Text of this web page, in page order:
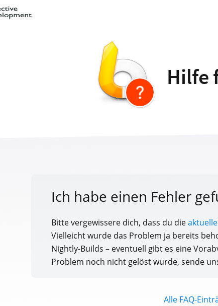
Hilfe
Ich habe einen Fehler
Bitte vergewissere dich, dass du die
Vielleicht wurde das Problem ja bereits
Nightly-Builds – eventuell gibt es eine
Problem noch nicht gelöst wurde, sende
Alle FAQ-